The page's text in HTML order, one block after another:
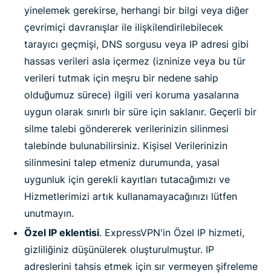
yinelemek gerekirse, herhangi bir bilgi veya diğer
çevrimiçi davranışlar ile ilişkilendirilebilecek
tarayıcı geçmişi, DNS sorgusu veya IP adresi gibi
hassas verileri asla içermez (izninize veya bu tür
verileri tutmak için meşru bir nedene sahip
olduğumuz sürece) ilgili veri koruma yasalarına
uygun olarak sınırlı bir süre için saklanır. Geçerli bir
silme talebi göndererek verilerinizin silinmesi
talebinde bulunabilirsiniz. Kişisel Verilerinizin
silinmesini talep etmeniz durumunda, yasal
uygunluk için gerekli kayıtları tutacağımızı ve
Hizmetlerimizi artık kullanamayacağınızı lütfen
unutmayın.
Özel IP eklentisi. ExpressVPN'in Özel IP hizmeti,
gizliliğiniz düşünülerek oluşturulmuştur. IP
adreslerini tahsis etmek için sır vermeyen şifreleme